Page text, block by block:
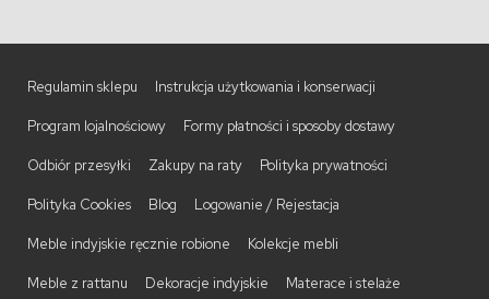
Regulamin sklepu Instrukcja użytkowania i konserwacji
Program lojalnościowy Formy płatności i sposoby dostawy
Odbiór przesyłki Zakupy na raty Polityka prywatności
Polityka Cookies Blog Logowanie / Rejestacja
Meble indyjskie ręcznie robione Kolekcje mebli
Meble z rattanu Dekoracje indyjskie Materace i stelaże